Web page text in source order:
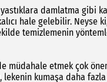
damlatma gibi
hale gelebilir. Neyse
temizlemenin
müdahale etmek çok
kumaşa daha